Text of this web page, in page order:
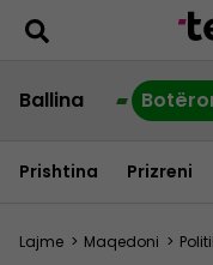
Ballina
Prishtina Prizreni
Lajme > Maqedoni >